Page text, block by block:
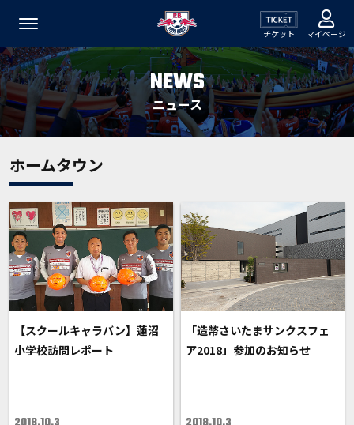
チケット マイページ
NEWS
ニュース
ホームタウン
【スクールキャラバン】蓮沼
小学校訪問レポート
「造幣さいたまサンクスフェ
ア2018」参加のお知らせ